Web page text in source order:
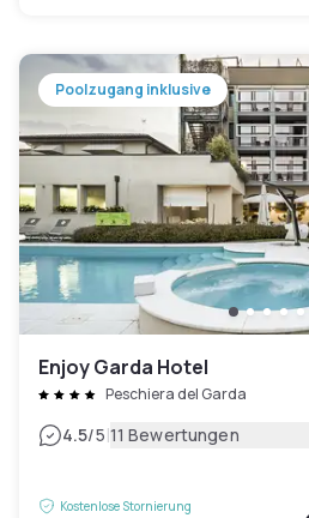
Poolzugang inklusive
Enjoy Garda Hotel
Peschiera del Garda
4.5/5|11 Bewertungen
Kostenlose Stornierung